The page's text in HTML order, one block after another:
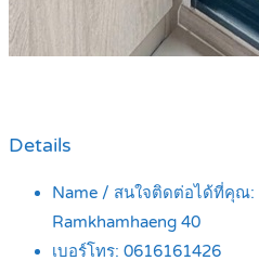
Details
Name / สนใจติดต่อได้ที่คุณ:
Ramkhamhaeng 40
เบอร์โทร: 0616161426